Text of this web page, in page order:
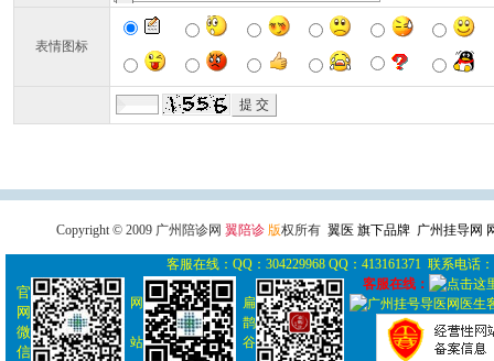
表情图标
Copyright © 2009 广州陪诊网 翼陪诊 版权所有 翼医 旗下品牌 广州挂导网
客服在线：QQ：304229968 QQ：413161371 联系电话
官
网
微
信
网
站
扁
鹊
谷
客服在线：